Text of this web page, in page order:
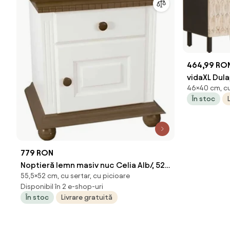
779 RON
Noptieră lemn masiv nuc Celia Alb/, 52 ×
40 × 55.5 cm
55,5×52 cm, cu sertar, cu picioare
Disponibil în 2 e-shop-uri
În stoc
Livrare gratuită
464,99
vidaXL
33 x 46 cm
46×40 cm,
În stoc